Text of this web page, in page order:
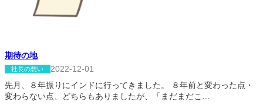
期待の地
社長の想い
2022-12-01
先月、８年振りにインドに行ってきました。 ８年前と変わった点・
変わらない点、どちらもありましたが、「まだまだこ…